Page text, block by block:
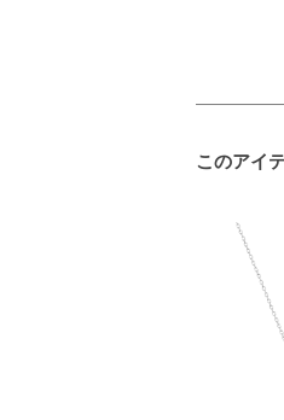
このアイ